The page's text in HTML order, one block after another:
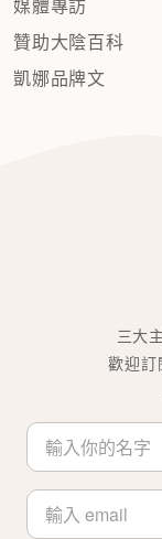
贊助大陰百科
凱娜品牌文
三大
歡迎訂